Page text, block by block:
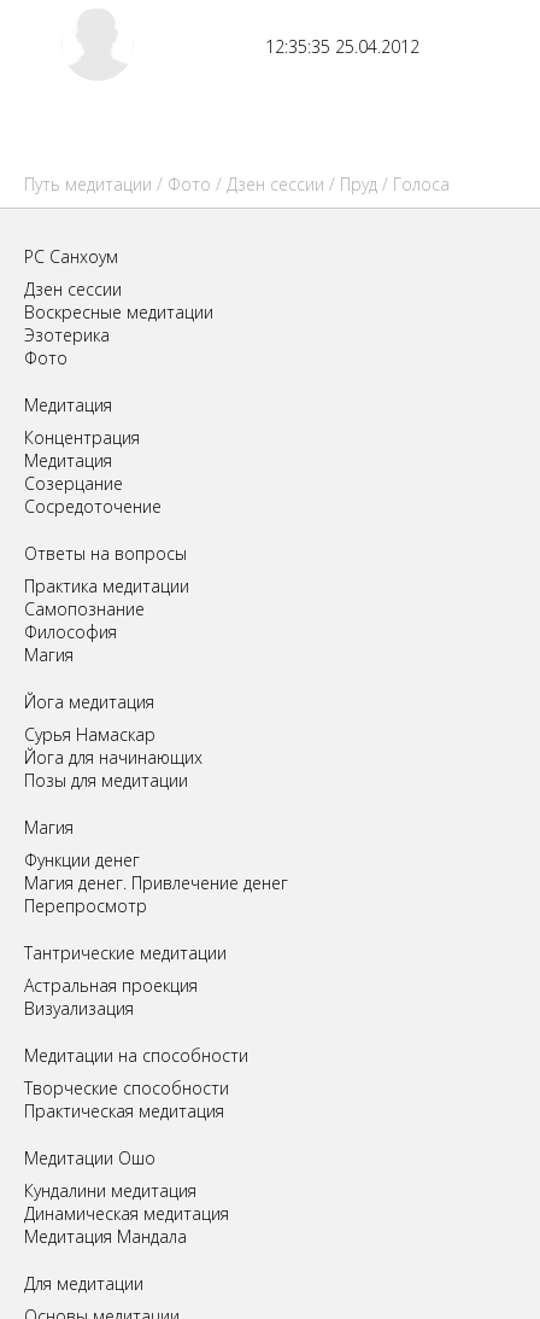
12:35:35 25.04.2012
Путь медитации / Фото / Дзен сессии / Пруд / Голоса
РС Санхоум
Дзен сессии
Воскресные медитации
Эзотерика
Фото
Медитация
Концентрация
Медитация
Созерцание
Сосредоточение
Ответы на вопросы
Практика медитации
Самопознание
Философия
Магия
Йога медитация
Сурья Намаскар
Йога для начинающих
Позы для медитации
Магия
Функции денег
Магия денег. Привлечение денег
Перепросмотр
Tантрические медитации
Астральная проекция
Визуализация
Медитации на способности
Творческие способности
Практическая медитация
Медитации Ошо
Кундалини медитация
Динамическая медитация
Медитация Мандала
Для медитации